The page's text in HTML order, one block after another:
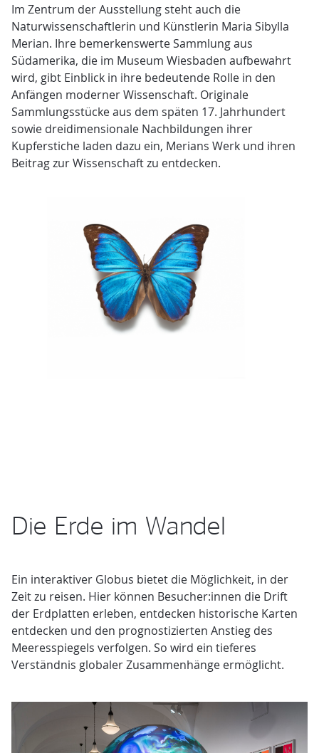
Im Zentrum der Ausstellung steht auch die
Naturwissenschaftlerin und Künstlerin Maria Sibylla
Merian. Ihre bemerkenswerte Sammlung aus
Südamerika, die im Museum Wiesbaden aufbewahrt
wird, gibt Einblick in ihre bedeutende Rolle in den
Anfängen moderner Wissenschaft. Originale
Sammlungsstücke aus dem späten 17. Jahrhundert
sowie dreidimensionale Nachbildungen ihrer
Kupferstiche laden dazu ein, Merians Werk und ihren
Beitrag zur Wissenschaft zu entdecken.
Die Erde im Wandel
Ein interaktiver Globus bietet die Möglichkeit, in der
Zeit zu reisen. Hier können Besucher:innen die Drift
der Erdplatten erleben, entdecken historische Karten
entdecken und den prognostizierten Anstieg des
Meeresspiegels verfolgen. So wird ein tieferes
Verständnis globaler Zusammenhänge ermöglicht.